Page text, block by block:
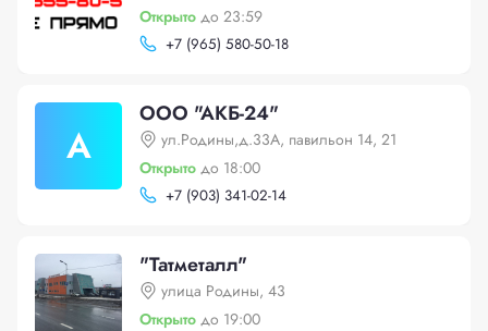
Открыто до 23:59
+7 (965) 580-50-18
А
ООО "АКБ-24"
ул.Родины,д.33А, павильон 14, 21
Открыто до 18:00
+7 (903) 341-02-14
"Татметалл"
улица Родины, 43
Открыто до 19:00